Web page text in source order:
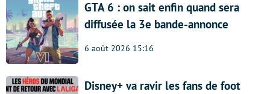
GTA 6 : on sait enfin quand sera
diffusée la 3e bande-annonce
6 août 2026 15:16
Disney+ va ravir les fans de foot